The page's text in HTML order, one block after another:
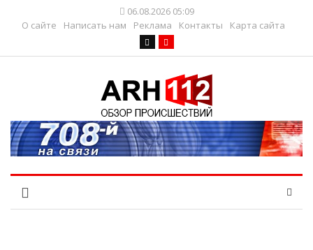
06.08.2026 05:09
О сайте
Написать нам Реклама Контакты Карта сайта